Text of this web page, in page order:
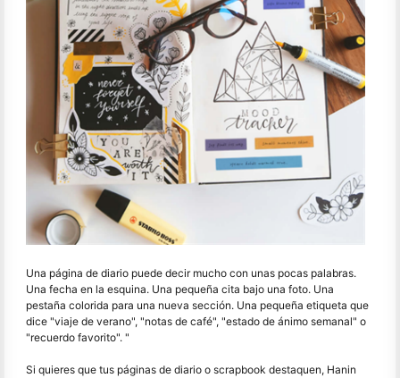
Una página de diario puede decir mucho con unas pocas palabras.
Una fecha en la esquina. Una pequeña cita bajo una foto. Una
pestaña colorida para una nueva sección. Una pequeña etiqueta que
dice "viaje de verano", "notas de café", "estado de ánimo semanal" o
"recuerdo favorito". "
Si quieres que tus páginas de diario o scrapbook destaquen, Hanin